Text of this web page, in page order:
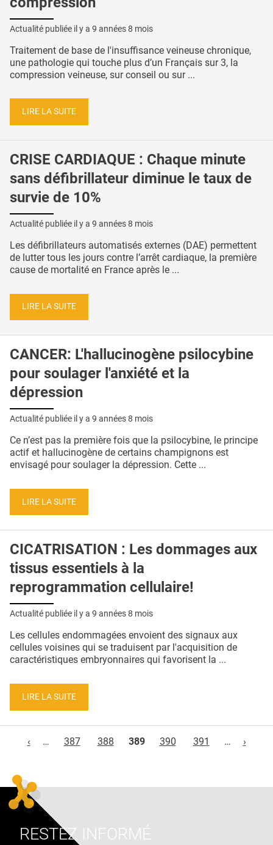
Actualité publiée il y a 9 années 8 mois
Traitement de base de l'insuffisance veineuse chronique,
une pathologie qui touche plus d’un Français sur 3, la
compression veineuse, sur conseil ou sur ...
LIRE LA SUITE
CRISE CARDIAQUE : Chaque minute
sans défibrillateur diminue le taux de
survie de 10%
Actualité publiée il y a 9 années 8 mois
Les défibrillateurs automatisés externes (DAE) permettent
de lutter tous les jours contre l’arrêt cardiaque, la première
cause de mortalité en France après le ...
LIRE LA SUITE
CANCER: L'hallucinogène psilocybine
pour soulager l'anxiété et la
dépression
Actualité publiée il y a 9 années 8 mois
Ce n’est pas la première fois que la psilocybine, le principe
actif et hallucinogène de certains champignons est
envisagé pour soulager la dépression. Cette ...
LIRE LA SUITE
CICATRISATION : Les dommages aux
tissus essentiels à la
reprogrammation cellulaire!
Actualité publiée il y a 9 années 8 mois
Les cellules endommagées envoient des signaux aux
cellules voisines qui se traduisent par l'acquisition de
caractéristiques embryonnaires qui favorisent la ...
LIRE LA SUITE
‹
… 387 388 389 390 391 … ›
RESTEZ INFORMÉ